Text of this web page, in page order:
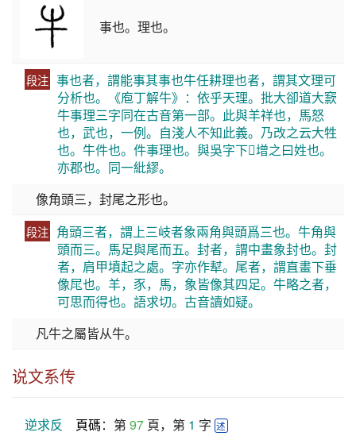
事也。理也。
段注 事也者，謂能事其事也牛任耕理也者，謂其文理可
分析也。《庖丁解牛》：依乎天理。批大卻道大窾
牛事理三字同在古音第一部。此與羊祥也，馬怒
也，武也，一例。自淺人不知此義。乃改之云大牲
也。牛件也。件事理也。與吳字下𡚶增之曰姓也。
亦郡也。同一紕繆。
像角頭三，封尾之形也。
段注 角頭三者，謂上三岐者象兩角與頭爲三也。牛角與
頭而三。馬足與尾而五。封者，謂中畫象封也。封
者，肩甲墳起之處。字亦作犎。尾者，謂直畫下垂
像㞑也。羊，豕，馬，象皆像其四足。牛略之者，
可思而得也。語求切。古音讀如疑。
凡牛之屬皆从牛。
说文系传
逆求反 頁碼：第 97 頁，第 1 字 述